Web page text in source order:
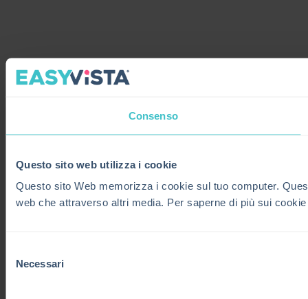
Consenso
Questo sito web utilizza i cookie
Questo sito Web memorizza i cookie sul tuo computer.
web che attraverso altri media. Per saperne di più sui
delNecessari